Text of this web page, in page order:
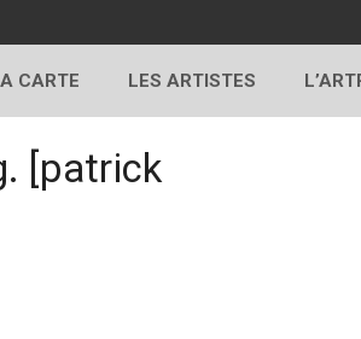
CARTE LES ARTISTES
[patrick